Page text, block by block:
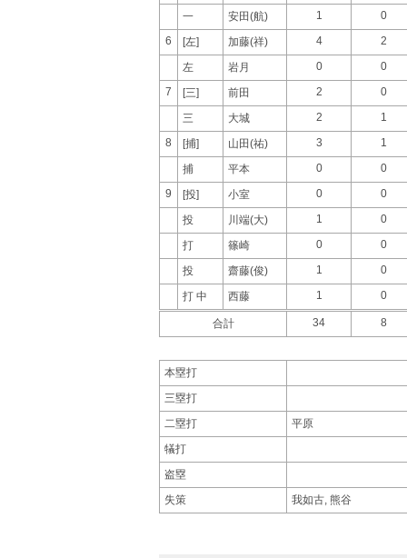
一 安田(航) 1
0
6
[左] 加藤(祥) 4 2
左 岩月 0
0
7
[三] 前田 2 0
三 大城 2
1
8
[捕] 山田(祐) 3 1
捕 平本 0
0
9
[投] 小室 0 0
投 川端(大) 1 0
打 篠崎 0 0
投 齋藤(俊) 1 0
打 中 西藤 1 0
合計 34 8
本塁打
三塁打
二塁打
平原
犠打
盗塁
失策
我如古, 熊谷